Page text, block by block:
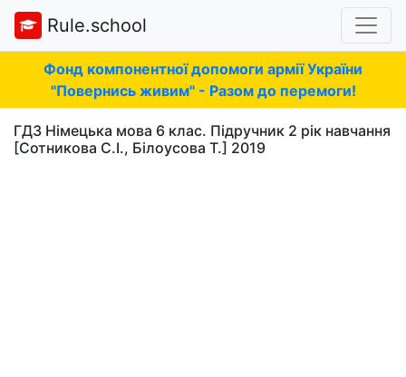
Rule.school
Фонд компонентної допомоги армії України
"Повернись живим" - Разом до перемоги!
ГДЗ Німецька мова 6 клас. Підручник 2 рік навчання
[Сотникова С.І., Білоусова Т.] 2019